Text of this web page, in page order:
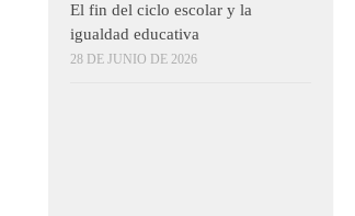
El fin del ciclo escolar y la
igualdad educativa
28 DE JUNIO DE 2026